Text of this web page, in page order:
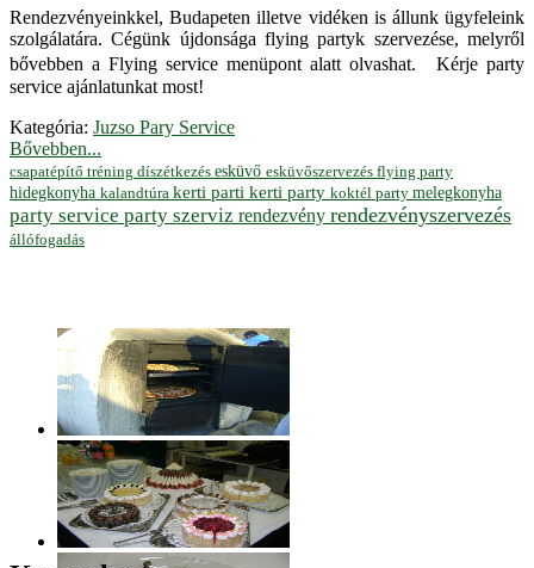
Rendezvényeinkkel, Budapeten illetve vidéken is állunk ügyfeleink
szolgálatára. Cégünk újdonsága flying partyk szervezése, melyről
bővebben a Flying service menüpont alatt olvashat. Kérje party
service ajánlatunkat most!
Kategória: Juzso Pary Service
Bővebben...
csapatépítő tréning díszétkezés esküvő esküvőszervezés flying party
hidegkonyha kalandtúra kerti parti kerti party koktél party melegkonyha
party service party szerviz rendezvény rendezvényszervezés
állófogadás